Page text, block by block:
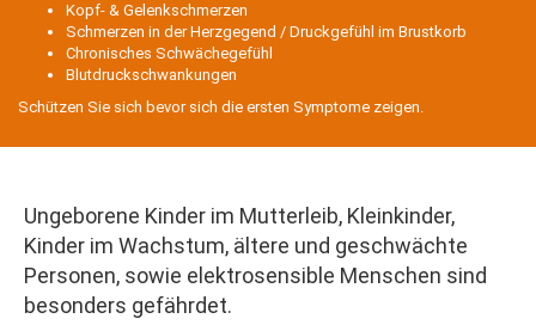
Kopf- & Gelenkschmerzen
Schmerzen in der Herzgegend / Druckgefühl im Brustkorb
Chronisches Schwächegefühl
Blutdruckschwankungen
Schützen Sie sich bevor sich die ersten Symptome zeigen.
Ungeborene Kinder im Mutterleib, Kleinkinder,
Kinder im Wachstum, ältere und geschwächte
Personen, sowie elektrosensible Menschen sind
besonders gefährdet.